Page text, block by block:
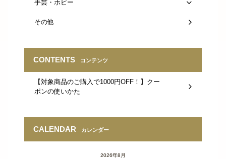
手芸・ホビー
その他
CONTENTS コンテンツ
【対象商品のご購入で1000円OFF！】クー
ポンの使いかた
CALENDAR カレンダー
2026年8月